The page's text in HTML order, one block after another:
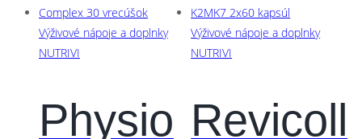
Výživové nápoje a doplnky
NUTRIVI
Physio
Výživové nápoje a doplnky
NUTRIVI
Revicoll